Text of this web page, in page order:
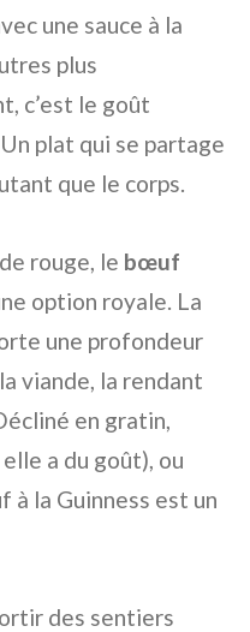
une sauce à la
plus
c’est le goût
plat qui se partage
que le corps.
rouge, le bœuf
option royale. La
une profondeur
viande, la rendant
en gratin,
a du goût), ou
la Guinness est un
des sentiers